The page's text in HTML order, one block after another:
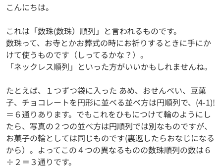
こんにちは。
これは「数珠(数珠）順列」と言われるものです。
数珠って、お寺とかお葬式の時にお祈りするときに手にか
けて使うものです（しってるかな？）。
「ネックレス順列」といった方がいいかもしれませんね。
たとえば、１つずつ袋に入った あめ、おせんべい、豆菓
子、チョコレートを円形に並べる並べ方は円順列で、(4-1)!
＝６通りあります。でもこれをひもにつけて輪のようにし
たら、写真の２つの並べ方は円順列では別なものですが、
お菓子の輪としては同じものです(裏返したらおなじになる
から）。よってこの４つの異なるものの数珠順列の数は６
÷２＝３通りです。